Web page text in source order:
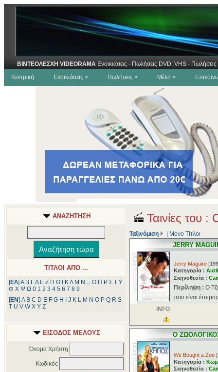
ΒΙΝΤΕΟΛΕΣΧΗ VIDEORAMA Ενοικιάσεις - Πωλήσεις DVD, VHS -
Κεντρική
Ενοικιάσεις > Πωλήσεις > Μέλη >
ΑΝΑΖΗΤΗΣΗ
ΤΙΤΛΟΙ ΑΠΟ ...
[ΕΛ] Α Β ΓΔ Ε Ζ Η Θ ΚΛ Μ Ν Ξ Ο Π Ρ Σ Τ Υ
Φ Χ Ψ Ω 0 1 2 3 4 5 6 7 8 9
[ΕΝ] A B C D E F G H J K L M N O P Q R S
T U V W X Y Z
ΕΙΣΟΔΟΣ ΜΕΛΟΥΣ
Όνομα Χρήστη
Κωδικός
Ταινίες του
Ταξινόμιση Μόνο Τίτλοι
JERRY
Jerry Maguire [
Κατηγορία :
Σκηνοθεσία :
Περίληψη : Ο
που είναι
INFO
Ο
We Bought a Zoo [
Κατηγορία :
Σκηνοθεσία :